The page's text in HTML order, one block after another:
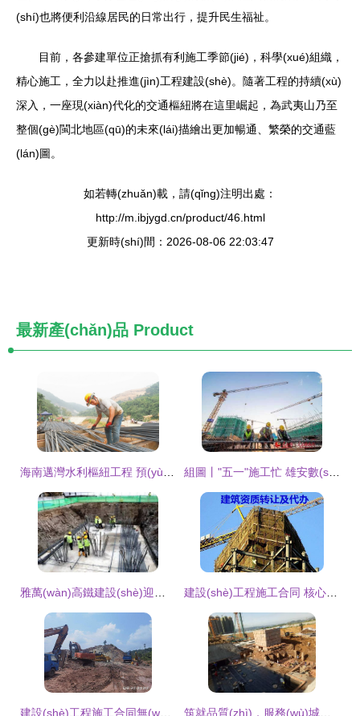
(shí)也將便利沿線居民的日常出行，提升民生福祉。
目前，各參建單位正搶抓有利施工季節(jié)，科學(xué)組織，
精心施工，全力以赴推進(jìn)工程建設(shè)。隨著工程的持續(xù)
深入，一座現(xiàn)代化的交通樞紐將在這里崛起，為武夷山乃至
整個(gè)閩北地區(qū)的未來(lái)描繪出更加暢通、繁榮的交通藍
(lán)圖。
如若轉(zhuǎn)載，請(qǐng)注明出處：
http://m.ibjygd.cn/product/46.html
更新時(shí)間：2026-08-06 22:03:47
最新產(chǎn)品 Product